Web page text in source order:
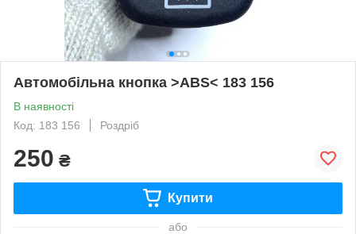
Автомобільна кнопка >ABS< 183 156
В наявності
Код: 183 156
Роздріб
250 ₴
Купити
або